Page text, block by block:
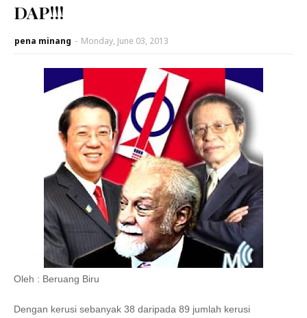
DAP!!!
pena minang - Monday, June 03, 2013
Oleh : Beruang Biru
Dengan kerusi sebanyak 38 daripada 89 jumlah kerusi